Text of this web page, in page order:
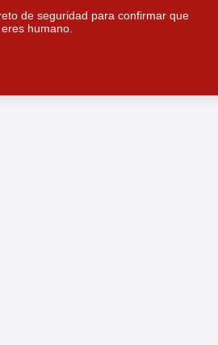
de seguridad para confirmar que
eres humano.